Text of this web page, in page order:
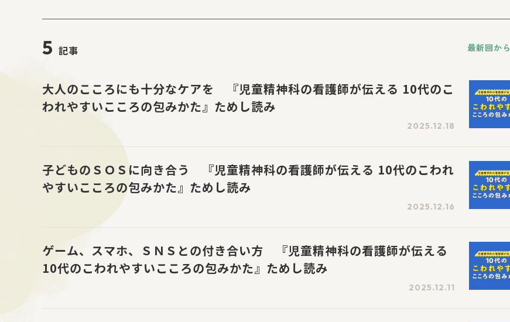
5 記事 最新回から
大人のこころにも十分なケアを 『児童精神科の看護師が伝える 10代のこ
われやすいこころの包みかた』ためし読み
2025.12.18
子どものＳＯＳに向き合う 『児童精神科の看護師が伝える 10代のこわれ
やすいこころの包みかた』ためし読み
2025.12.16
ゲーム、スマホ、ＳＮＳとの付き合い方 『児童精神科の看護師が伝える
10代のこわれやすいこころの包みかた』ためし読み
2025.12.11